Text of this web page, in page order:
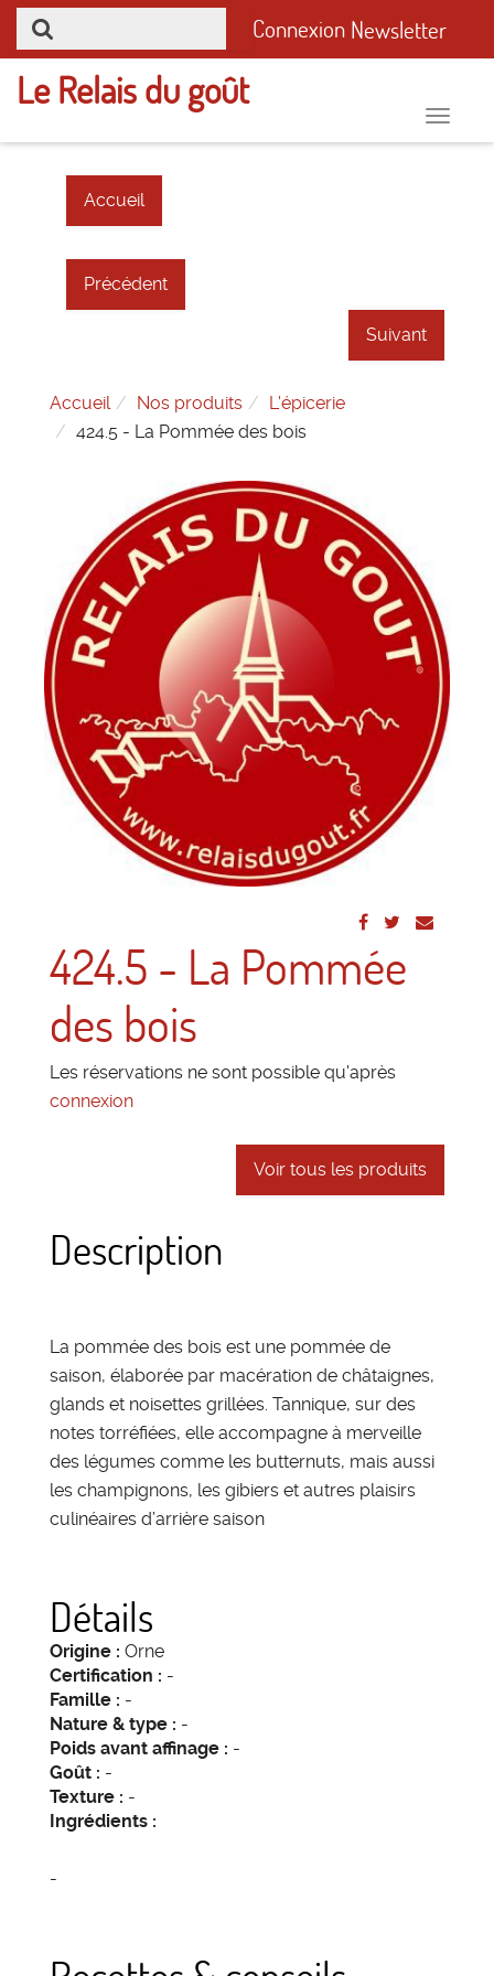
Connexion Newsletter
Toggle
Le Relais du goût
Accueil
Précédent
Suivant
Accueil Nos produits
L'épicerie
424.5 - La Pommée des bois
424.5 - La Pommée
des bois
Les réservations ne sont possible qu'après
connexion
Voir tous les produits
Description
La pommée des bois est une pommée de
saison, élaborée par macération de châtaignes,
glands et noisettes grillées. Tannique, sur des
notes torréfiées, elle accompagne à merveille
des légumes comme les butternuts, mais aussi
les champignons, les gibiers et autres plaisirs
culinéaires d’arrière saison
Détails
Origine : Orne
Certification : -
Famille : -
Nature & type : -
Poids avant affinage : -
Goût : -
Texture : -
Ingrédients :
-